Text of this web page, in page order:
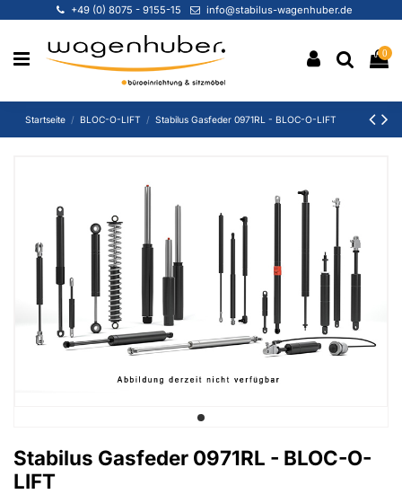
+49 (0) 8075 - 9155-15 info@stabilus-wagenhuber.de
0
Startseite BLOC-O-LIFT Stabilus Gasfeder 0971RL - BLOC-O-LIFT
Stabilus Gasfeder 0971RL - BLOC-O-
LIFT